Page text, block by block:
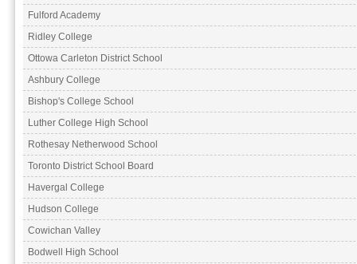
Fulford Academy
Ridley College
Ottowa Carleton District School
Ashbury College
Bishop's College School
Luther College High School
Rothesay Netherwood School
Toronto District School Board
Havergal College
Hudson College
Cowichan Valley
Bodwell High School